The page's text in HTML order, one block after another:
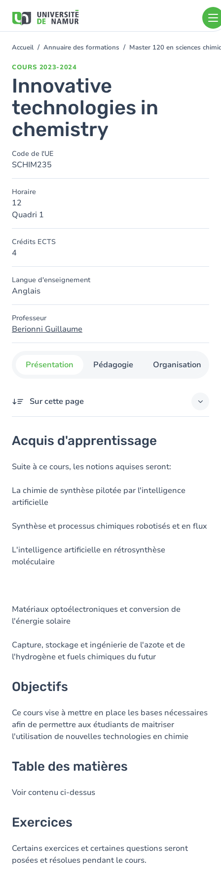
contenu
You
Accueil Annuaire des formations Master 120 en sciences
COURS 2023-2024
Innovative
technologies in
chemistry
Code de l'UE
SCHIM235
Horaire
12
Quadri 1
Crédits ECTS
4
Langue d'enseignement
Anglais
Professeur
Berionni Guillaume
Présentation Pédagogie Organisation
Sur cette page
Objectifs
Table des matières
Exercices
Acquis d'apprentissage
Suite à ce cours, les notions aquises seront:
La chimie de synthèse pilotée par l'intelligence
artificielle
Synthèse et processus chimiques robotisés et en flux
L'intelligence artificielle en rétrosynthèse
moléculaire
Matériaux optoélectroniques et conversion de
l'énergie solaire
Capture, stockage et ingénierie de l'azote et de
l'hydrogène et fuels chimiques du futur
Objectifs
Ce cours vise à mettre en place les bases nécessaires
afin de permettre aux étudiants de maitriser
l'utilisation de nouvelles technologies en chimie
Table des matières
Voir contenu ci-dessus
Exercices
Certains exercices et certaines questions seront
posées et résolues pendant le cours.